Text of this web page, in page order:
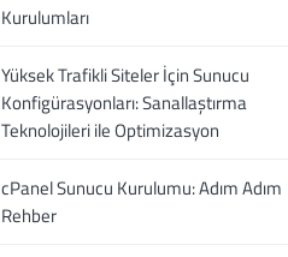
Kurulumları
Yüksek Trafikli Siteler İçin Sunucu
Konfigürasyonları: Sanallaştırma
Teknolojileri ile Optimizasyon
cPanel Sunucu Kurulumu: Adım Adım
Rehber